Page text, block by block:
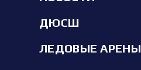
ДЮСШ
ЛЕДОВЫЕ АРЕНЫ